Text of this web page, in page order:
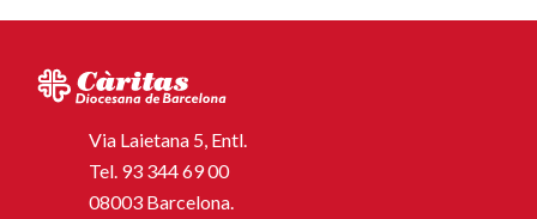
Via Laietana 5, Entl.
Tel. 93 344 69 00
08003 Barcelona.